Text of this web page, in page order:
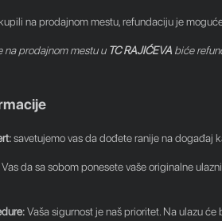
na prodajnom mestu, refundaciju je
na prodajnom mestu u TC RAJIĆEVA biće
savetujemo vas da dođete ranije na događaj
da sa sobom ponesete vaše originalne
Vaša sigurnost je naš prioritet. Na ulazu